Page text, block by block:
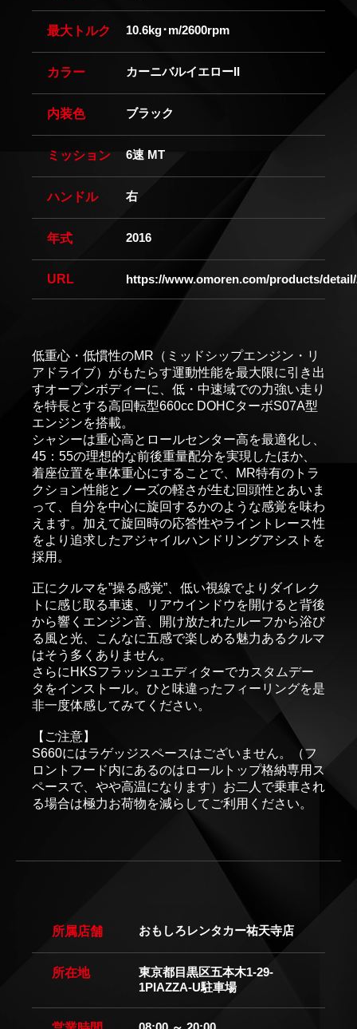
最大トルク 10.6kg･m/2600rpm
カラー カーニバルイエローII
内装色 ブラック
ミッション 6速 MT
ハンドル 右
年式 2016
URL https://www.omoren.com/products/detail/
低重心・低慣性のMR（ミッドシップエンジン・リ
アドライブ）がもたらす運動性能を最大限に引き出
すオープンボディーに、低・中速域での力強い走り
を特長とする高回転型660cc DOHCターボS07A型
エンジンを搭載。
シャシーは重心高とロールセンター高を最適化し、
45：55の理想的な前後重量配分を実現したほか、
着座位置を車体重心にすることで、MR特有のトラ
クション性能とノーズの軽さが生む回頭性とあいま
って、自分を中心に旋回するかのような感覚を味わ
えます。加えて旋回時の応答性やライントレース性
をより追求したアジャイルハンドリングアシストを
採用。
正にクルマを”操る感覚”、低い視線でよりダイレク
トに感じ取る車速、リアウインドウを開けると背後
から響くエンジン音、開け放たれたルーフから浴び
る風と光、こんなに五感で楽しめる魅力あるクルマ
はそう多くありません。
さらにHKSフラッシュエディターでカスタムデー
タをインストール。ひと味違ったフィーリングを是
非一度体感してみてください。
【ご注意】
S660にはラゲッジスペースはございません。（フ
ロントフード内にあるのはロールトップ格納専用ス
ペースで、やや高温になります）お二人で乗車され
る場合は極力お荷物を減らしてご利用ください。
所属店舗 おもしろレンタカー祐天寺店
所在地
東京都目黒区五本木1-29-
1PIAZZA-U駐車場